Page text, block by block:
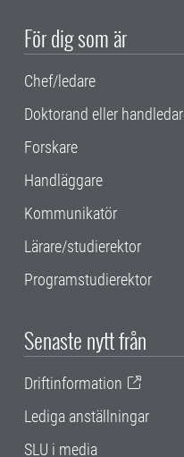
För dig som är
Chef/ledare
Doktorand eller
Forskare
Handläggare
Kommunikatör
Lärare/studierektor
Programstudierektor
Senaste nytt från
Driftinformation
Lediga anställningar
SLU i media